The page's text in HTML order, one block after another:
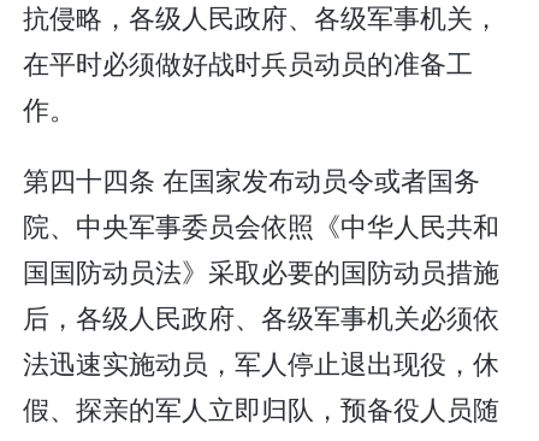
抗侵略，各级人民政府、各级军事机关，
在平时必须做好战时兵员动员的准备工
作。
第四十四条 在国家发布动员令或者国务
院、中央军事委员会依照《中华人民共和
国国防动员法》采取必要的国防动员措施
后，各级人民政府、各级军事机关必须依
法迅速实施动员，军人停止退出现役，休
假、探亲的军人立即归队，预备役人员随